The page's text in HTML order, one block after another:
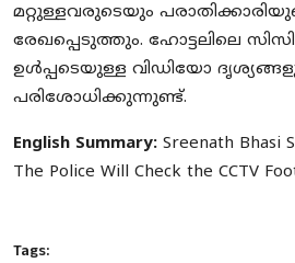
മറ്റുള്ളവരുടെയും
രേഖപ്പെടുത്തും. ഹോട്ടലിലെ
ഉൾപ്പടെയുള്ള വിഡിയോ
പരിശോധിക്കുന്നുണ്ട്.
English Summary: Sreenath Bhasi
The Police Will Check the CCTV
Tags: